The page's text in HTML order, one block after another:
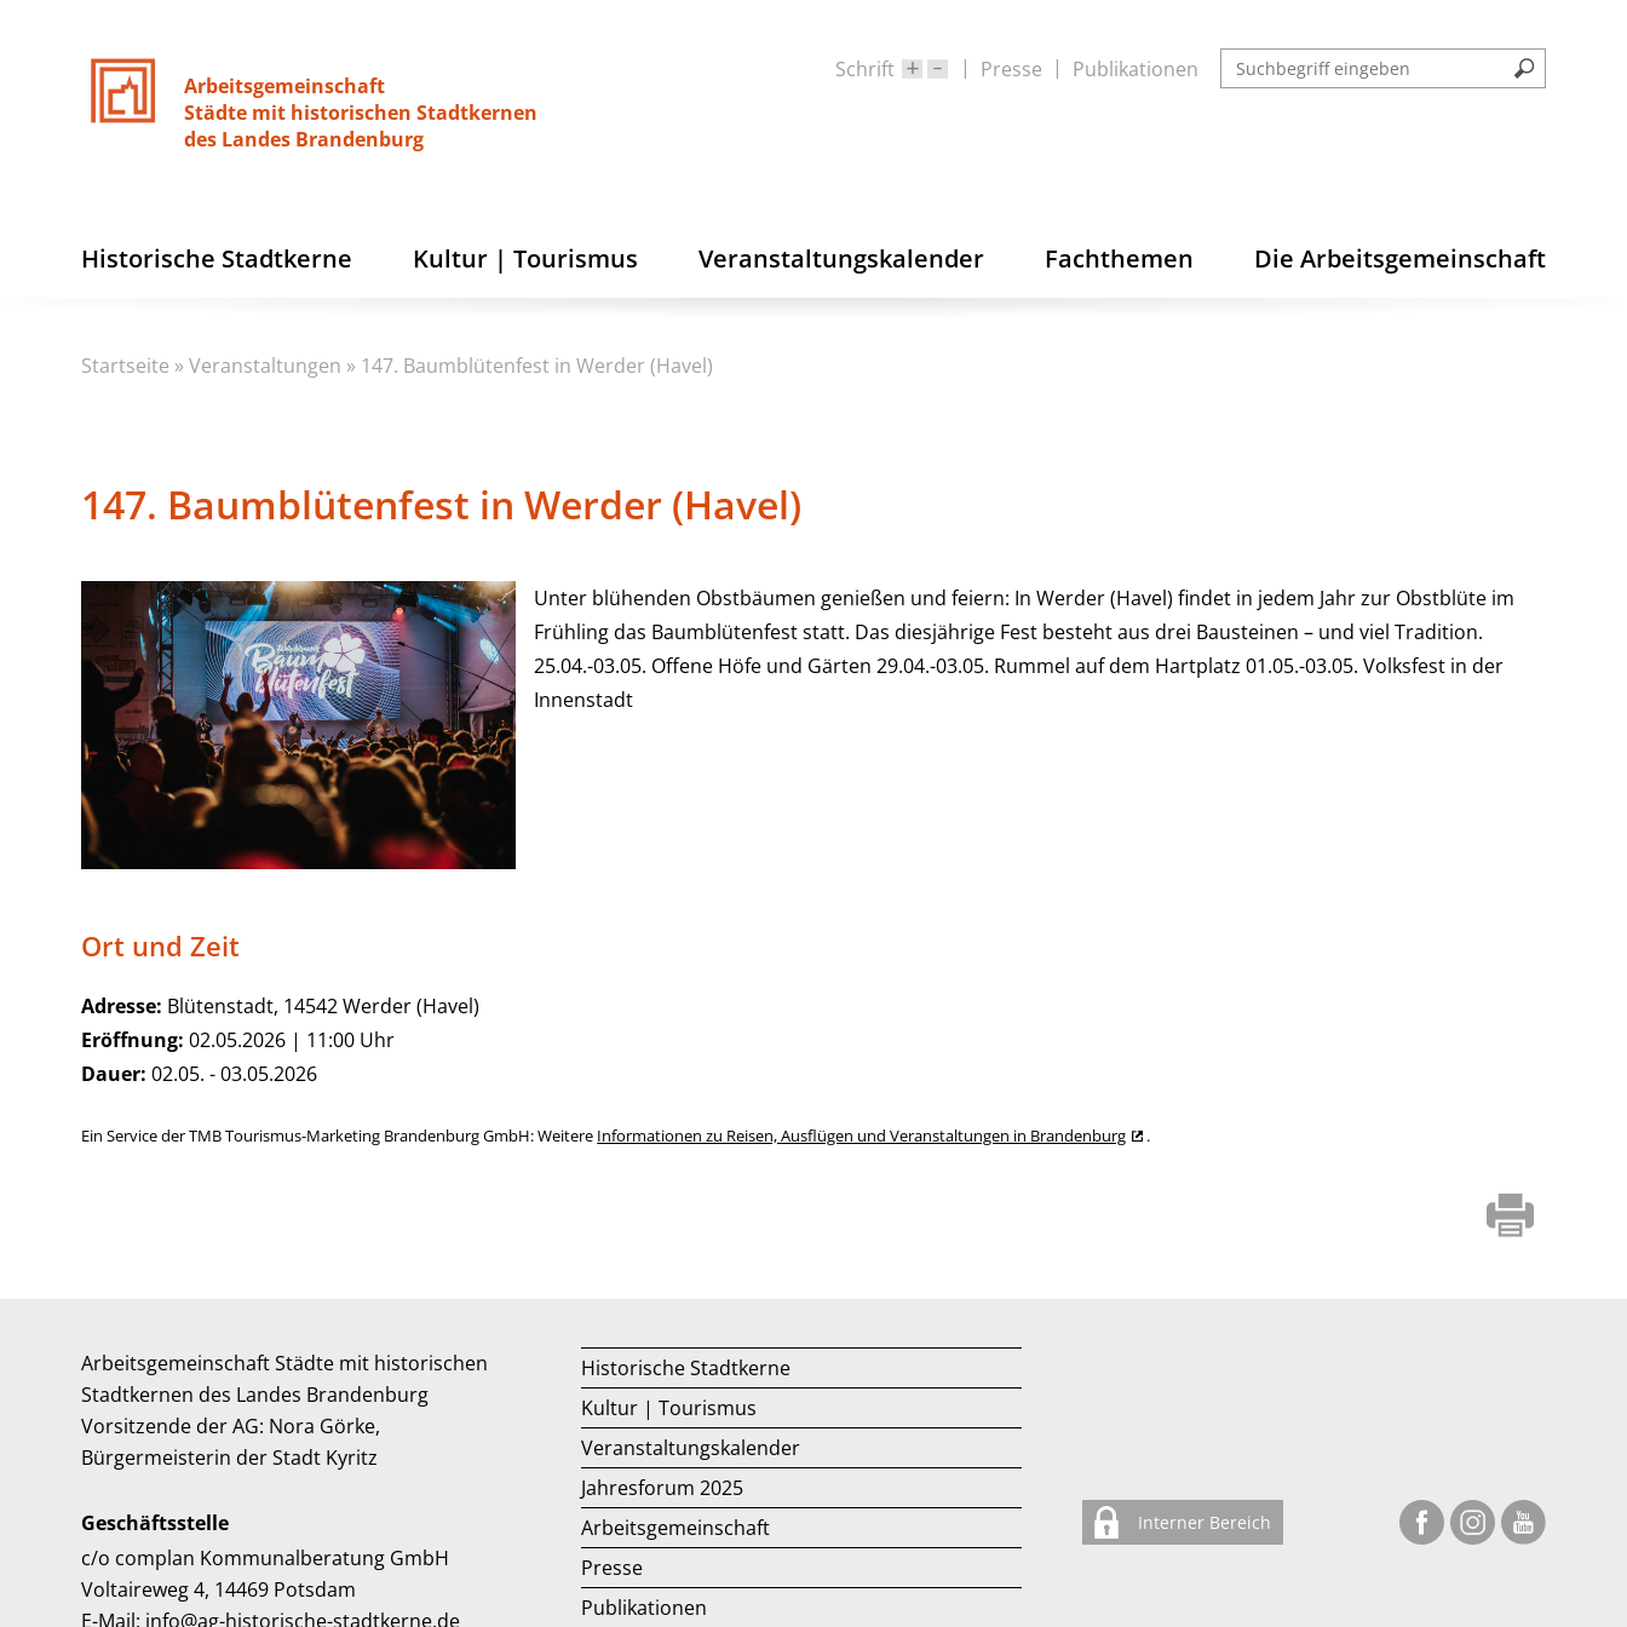
Arbeitsgemeinschaft
Städte mit historischen Stadtkernen
des Landes Brandenburg
Schrift Presse Publikationen
Historische Stadtkerne Kultur | Tourismus Veranstaltungskalender Fachthemen Die Arbeitsgemeinschaft
Startseite »Veranstaltungen » 147. Baumblütenfest in Werder (Havel)
147. Baumblütenfest in Werder (Havel)
Unter blühenden Obstbäumen genießen und feiern: In Werder (Havel) findet in jedem Jahr zur Obstblüte im
Frühling das Baumblütenfest statt. Das diesjährige Fest besteht aus drei Bausteinen – und viel Tradition.
25.04.-03.05. Offene Höfe und Gärten 29.04.-03.05. Rummel auf dem Hartplatz 01.05.-03.05. Volksfest in der
Innenstadt
Ort und Zeit
Adresse: Blütenstadt, 14542 Werder (Havel)
Eröffnung: 02.05.2026 | 11:00 Uhr
Dauer: 02.05. - 03.05.2026
Ein Service der TMB Tourismus-Marketing Brandenburg GmbH: Weitere Informationen zu Reisen, Ausflügen und Veranstaltungen in Brandenburg .
Arbeitsgemeinschaft Städte mit historischen
Stadtkernen des Landes Brandenburg
Vorsitzende der AG: Nora Görke,
Bürgermeisterin der Stadt Kyritz
Geschäftsstelle
c/o complan Kommunalberatung GmbH
Voltaireweg 4, 14469 Potsdam
E-Mail: info@ag-historische-stadtkerne.de
Historische Stadtkerne
Kultur | Tourismus
Veranstaltungskalender
Jahresforum 2025
Arbeitsgemeinschaft
Presse
Publikationen
Interner Bereich